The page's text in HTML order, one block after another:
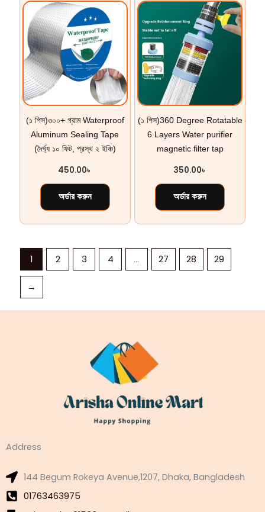
(১ পিস)৩০০+ গ্রাম Waterproof
Aluminum Sealing Tape
(দৈর্ঘ্য ১০ ফিট, প্রস্থ ২ ইঞ্চি)
450.00৳
অর্ডার করুন
(১ পিস)360 Degree Rotatable
6 Layers Water purifier
magnetic filter tap
350.00৳
অর্ডার করুন
1 2 3 4 27 28 29
Address
144 Begum Rokeya Avenue,1207, Dhaka, Bangladesh
01763463975